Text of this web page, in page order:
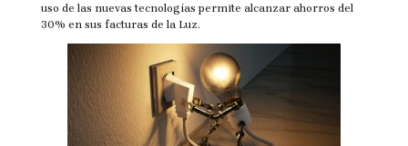
uso de las nuevas tecnologías permite alcanzar ahorros del
30% en sus facturas de la Luz.